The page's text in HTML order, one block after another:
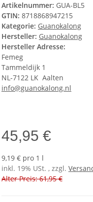
Artikelnummer: GUA-BL5
GTIN: 8718868947215
Kategorie: Guanokalong
Hersteller: Guanokalong
Hersteller Adresse:
Femeg
Tammeldijk 1
NL-7122 LK Aalten
info@guanokalong.nl
45,95 €
9,19 € pro 1 l
inkl. 19% USt. , zzgl.
Alter Preis: 61,95 €